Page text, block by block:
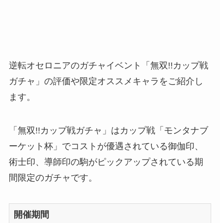
逆転オセロニアのガチャイベント「無双!!カップ戦
ガチャ」の評価や限定オススメキャラをご紹介し
ます。
「無双!!カップ戦ガチャ」はカップ戦「モンタナブ
ーケット杯」でコストが優遇されている御伽印、
術士印、導師印の駒がピックアップされている期
間限定のガチャです。
開催期間